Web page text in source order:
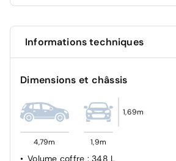
Pneumatiques : pneus taux restant
Visiopark 1: caméra de recul HD &
Informations techniques
Dimensions et châssis
4,79m 1,9m
1,69m
Volume coffre : 348 L